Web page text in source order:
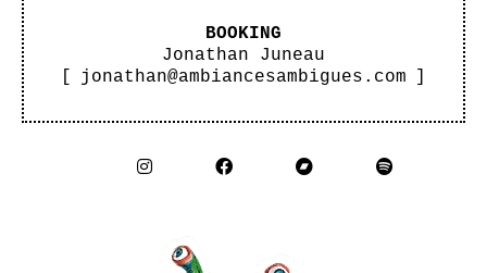
BOOKING
Jonathan Juneau
[
jonathan@ambiancesambigues.com ]